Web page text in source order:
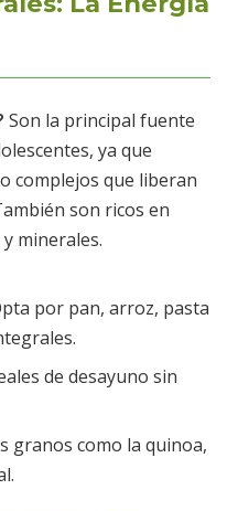
Son la principal fuente
ya que
complejos que liberan
son ricos en
minerales.
por pan, arroz, pasta
de desayuno sin
granos como la quinoa,